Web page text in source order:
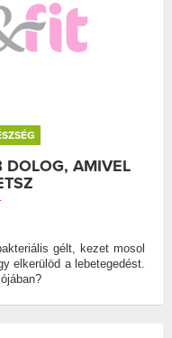
DOLOG, AMIVEL
gélt, kezet mosol
elkerülöd a lebetegedést.